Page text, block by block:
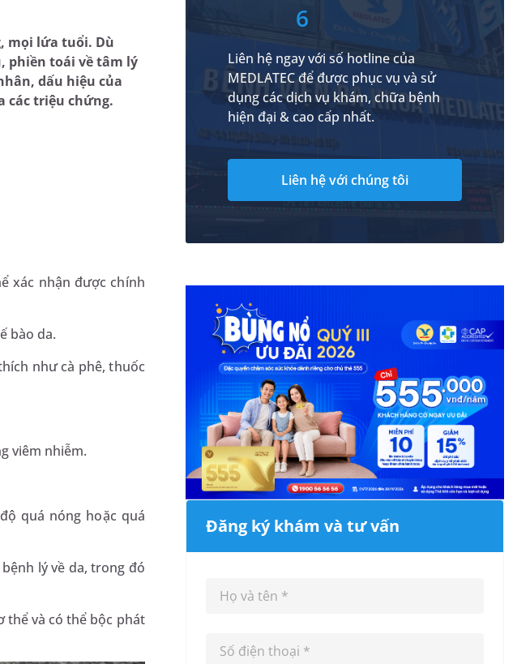
mọi lứa tuổi. Dù
phiền toái về tâm lý
dấu hiệu của
các triệu chứng.
xác nhận được chính
bào da.
như cà phê, thuốc
viêm nhiễm.
quá nóng hoặc quá
lý về da, trong đó
thể và có thể bộc phát
6
Liên hệ ngay với số hotline của
MEDLATEC để được phục vụ và sử
dụng các dịch vụ khám, chữa bệnh
hiện đại & cao cấp nhất.
Liên hệ với chúng tôi
Đăng ký khám và tư vấn